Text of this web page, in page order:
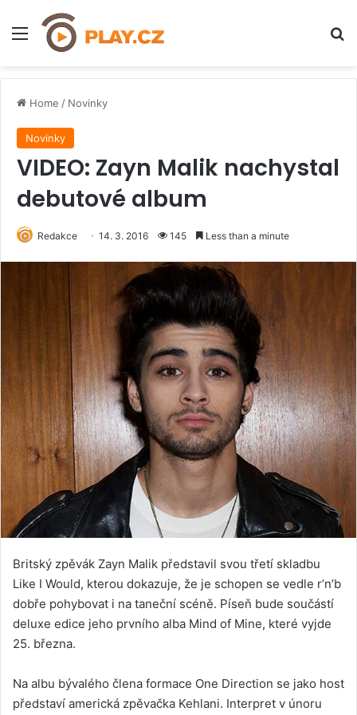
Menu
Home / Novinky
Novinky
VIDEO: Zayn Malik nachystal
debutové album
Redakce 14. 3. 2016 145 Less than a minute
Britský zpěvák Zayn Malik představil svou třetí skladbu
Like I Would, kterou dokazuje, že je schopen se vedle r’n’b
dobře pohybovat i na taneční scéně. Píseň bude součástí
deluxe edice jeho prvního alba Mind of Mine, které vyjde
25. března.
Na albu bývalého člena formace One Direction se jako host
představí americká zpěvačka Kehlani. Interpret v únoru